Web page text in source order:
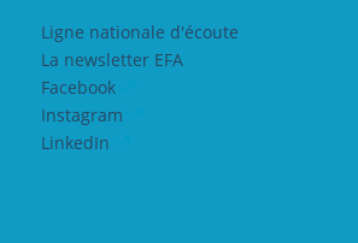
Ligne nationale d'écoute
La newsletter EFA
Facebook
Instagram
LinkedIn